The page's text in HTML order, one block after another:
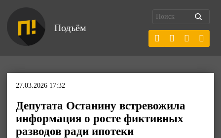
Подъём
27.03.2026 17:32
Депутата Останину встревожила
информация о росте фиктивных
разводов ради ипотеки